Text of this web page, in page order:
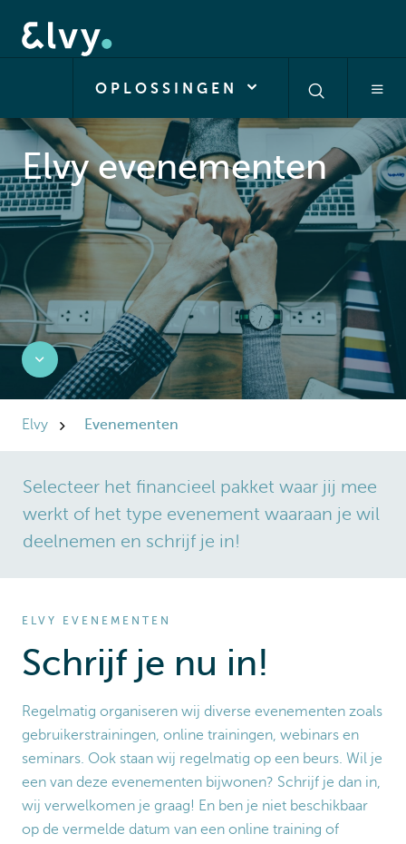
OPLOSSINGEN
Elvy evenementen
Elvy Evenementen
Selecteer het financieel pakket waar jij mee
werkt of het type evenement waaraan je wil
deelnemen en schrijf je in!
ELVY EVENEMENTEN
Schrijf je nu in!
Regelmatig organiseren wij diverse evenementen zoals
gebruikerstrainingen, online trainingen, webinars en
seminars. Ook staan wij regelmatig op een beurs. Wil je
een van deze evenementen bijwonen? Schrijf je dan in,
wij verwelkomen je graag! En ben je niet beschikbaar
op de vermelde datum van een online training of